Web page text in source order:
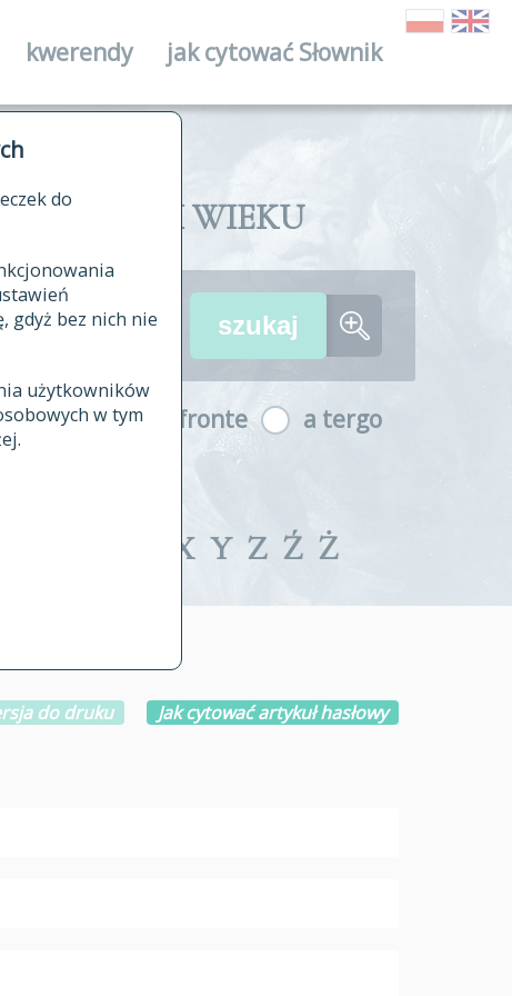
do
gdyż bez nich nie
użytkowników
w tym
źródłowych
kwerendy jak cytować Słownik
XVII I XVIII WIEKU
a fronte a tergo
X Y Z Ź Ż
do druku Jak cytować artykuł hasłowy